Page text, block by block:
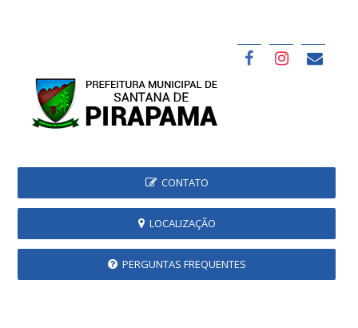
CONTATO
LOCALIZAÇÃO
PERGUNTAS FREQUENTES